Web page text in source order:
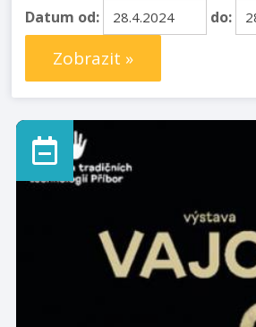
Datum od: do:
Zobrazit »